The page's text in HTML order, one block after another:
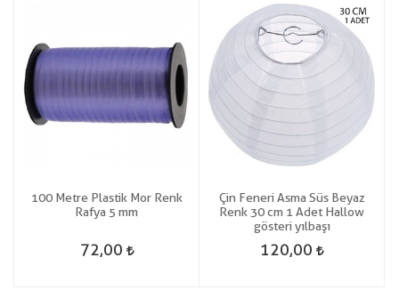
100 Metre Plastik Mor Renk
Rafya 5 mm
72,00
Çin Feneri Asma Süs Beyaz
Renk 30 cm 1 Adet Hallow
gösteri yılbaşı
120,00